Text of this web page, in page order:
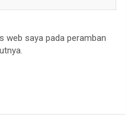
web saya pada peramban